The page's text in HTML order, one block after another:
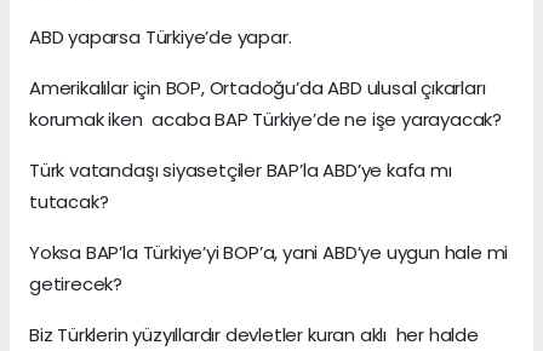
ABD yaparsa Türkiye’de yapar.
Amerikalılar için BOP, Ortadoğu’da ABD ulusal çıkarları
korumak iken acaba BAP Türkiye’de ne işe yarayacak?
Türk vatandaşı siyasetçiler BAP’la ABD’ye kafa mı
tutacak?
Yoksa BAP’la Türkiye’yi BOP’a, yani ABD’ye uygun hale mi
getirecek?
Biz Türklerin yüzyıllardır devletler kuran aklı her halde